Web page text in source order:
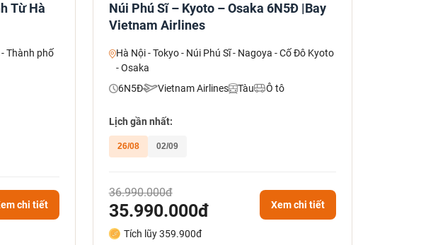
Từ Hà
Thành phố
chi tiết
Núi Phú Sĩ – Kyoto – Osaka 6N5Đ |Bay
Vietnam Airlines
Hà Nội - Tokyo - Núi Phú Sĩ - Nagoya - Cố Đô Kyoto
- Osaka
6N5Đ
Vietnam Airlines Tàu Ô tô
Lịch gần nhất:
26/08 02/09
36.990.000đ
35.990.000đ Xem chi tiết
Tích lũy 359.900đ